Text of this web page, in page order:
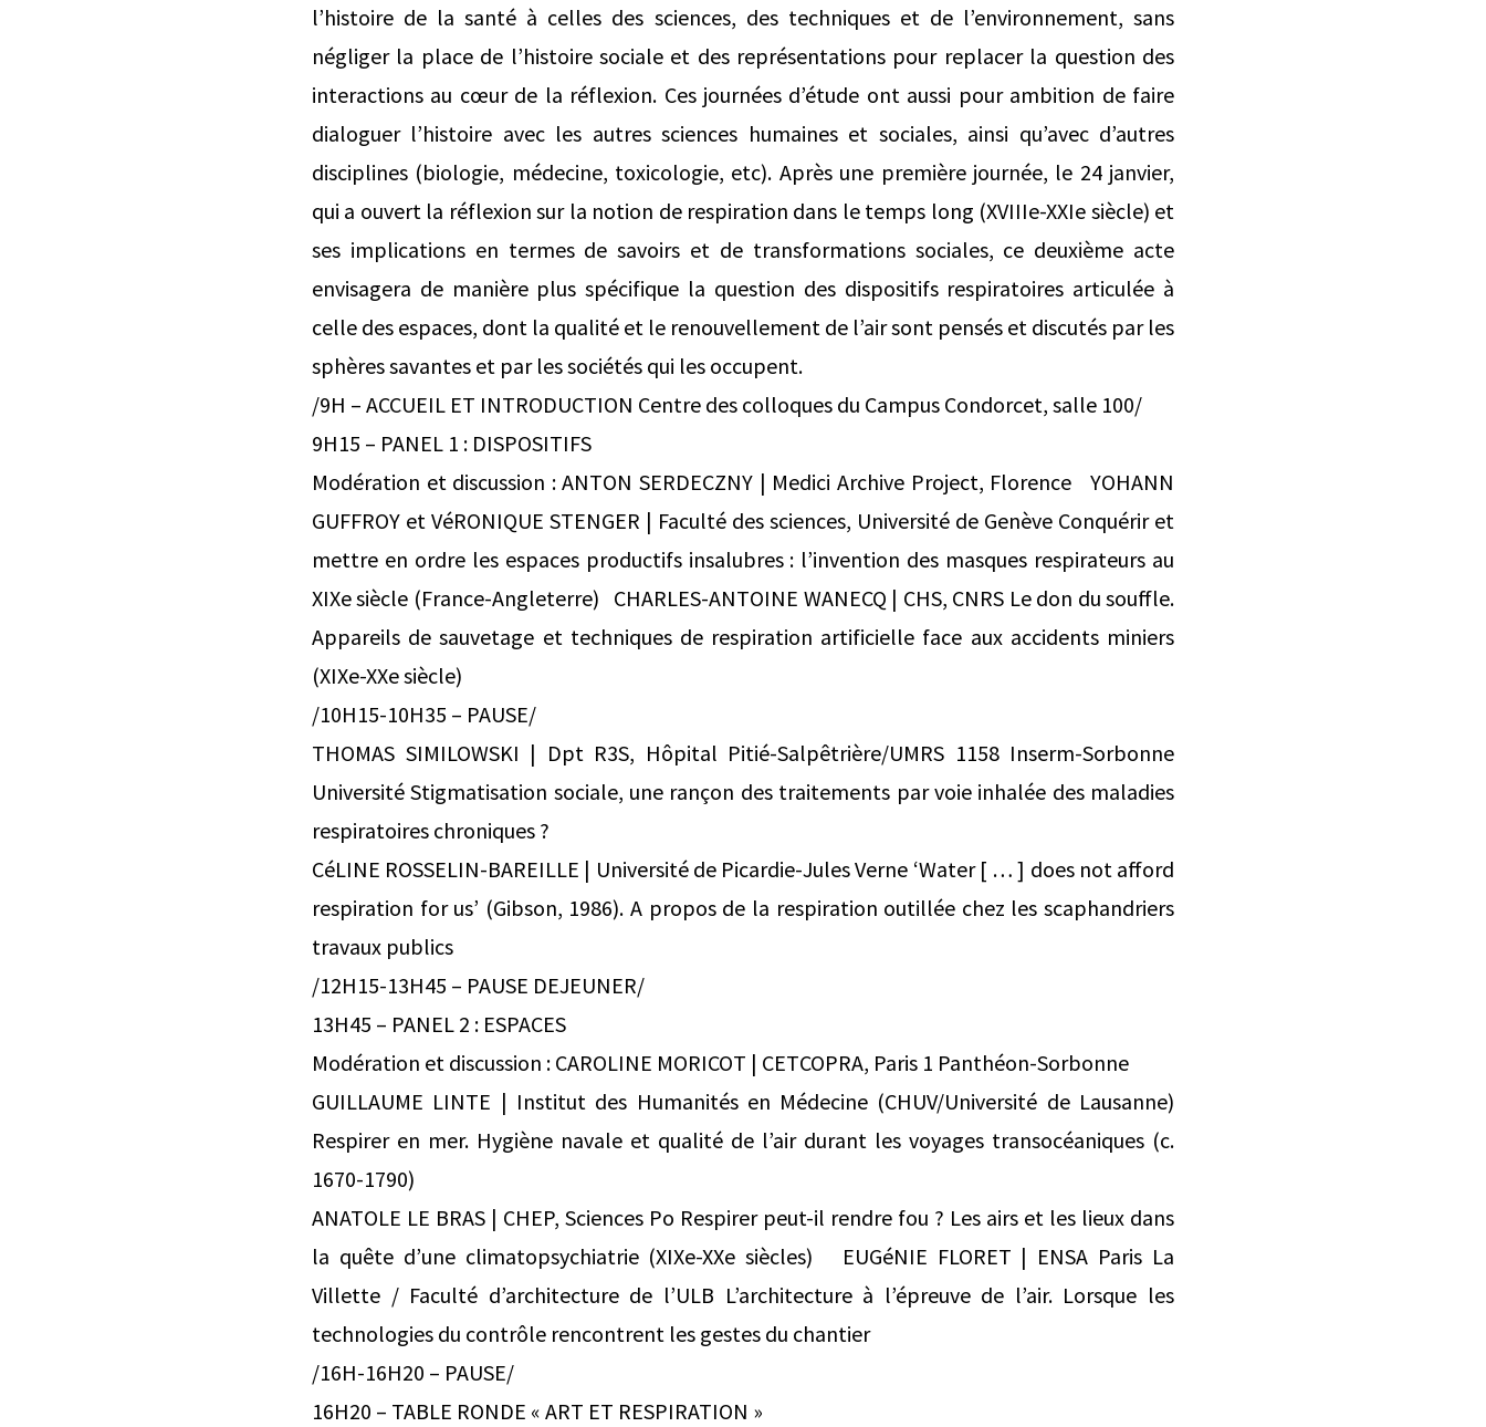
l’histoire de la santé à celles des sciences, des techniques et de l’environnement, sans
négliger la place de l’histoire sociale et des représentations pour replacer la question des
interactions au cœur de la réflexion. Ces journées d’étude ont aussi pour ambition de faire
dialoguer l’histoire avec les autres sciences humaines et sociales, ainsi qu’avec d’autres
disciplines (biologie, médecine, toxicologie, etc). Après une première journée, le 24 janvier,
qui a ouvert la réflexion sur la notion de respiration dans le temps long (XVIIIe-XXIe siècle) et
ses implications en termes de savoirs et de transformations sociales, ce deuxième acte
envisagera de manière plus spécifique la question des dispositifs respiratoires articulée à
celle des espaces, dont la qualité et le renouvellement de l’air sont pensés et discutés par les
sphères savantes et par les sociétés qui les occupent.
/9H – ACCUEIL ET INTRODUCTION Centre des colloques du Campus Condorcet, salle 100/
9H15 – PANEL 1 : DISPOSITIFS
Modération et discussion : ANTON SERDECZNY | Medici Archive Project, Florence YOHANN
GUFFROY et VéRONIQUE STENGER | Faculté des sciences, Université de Genève Conquérir et
mettre en ordre les espaces productifs insalubres : l’invention des masques respirateurs au
XIXe siècle (France-Angleterre) CHARLES-ANTOINE WANECQ | CHS, CNRS Le don du souffle.
Appareils de sauvetage et techniques de respiration artificielle face aux accidents miniers
(XIXe-XXe siècle)
/10H15-10H35 – PAUSE/
THOMAS SIMILOWSKI | Dpt R3S, Hôpital Pitié-Salpêtrière/UMRS 1158 Inserm-Sorbonne
Université Stigmatisation sociale, une rançon des traitements par voie inhalée des maladies
respiratoires chroniques ?
CéLINE ROSSELIN-BAREILLE | Université de Picardie-Jules Verne ‘Water [ … ] does not afford
respiration for us’ (Gibson, 1986). A propos de la respiration outillée chez les scaphandriers
travaux publics
/12H15-13H45 – PAUSE DEJEUNER/
13H45 – PANEL 2 : ESPACES
Modération et discussion : CAROLINE MORICOT | CETCOPRA, Paris 1 Panthéon-Sorbonne
GUILLAUME LINTE | Institut des Humanités en Médecine (CHUV/Université de Lausanne)
Respirer en mer. Hygiène navale et qualité de l’air durant les voyages transocéaniques (c.
1670-1790)
ANATOLE LE BRAS | CHEP, Sciences Po Respirer peut-il rendre fou ? Les airs et les lieux dans
la quête d’une climatopsychiatrie (XIXe-XXe siècles) EUGéNIE FLORET | ENSA Paris La
Villette / Faculté d’architecture de l’ULB L’architecture à l’épreuve de l’air. Lorsque les
technologies du contrôle rencontrent les gestes du chantier
/16H-16H20 – PAUSE/
16H20 – TABLE RONDE « ART ET RESPIRATION »